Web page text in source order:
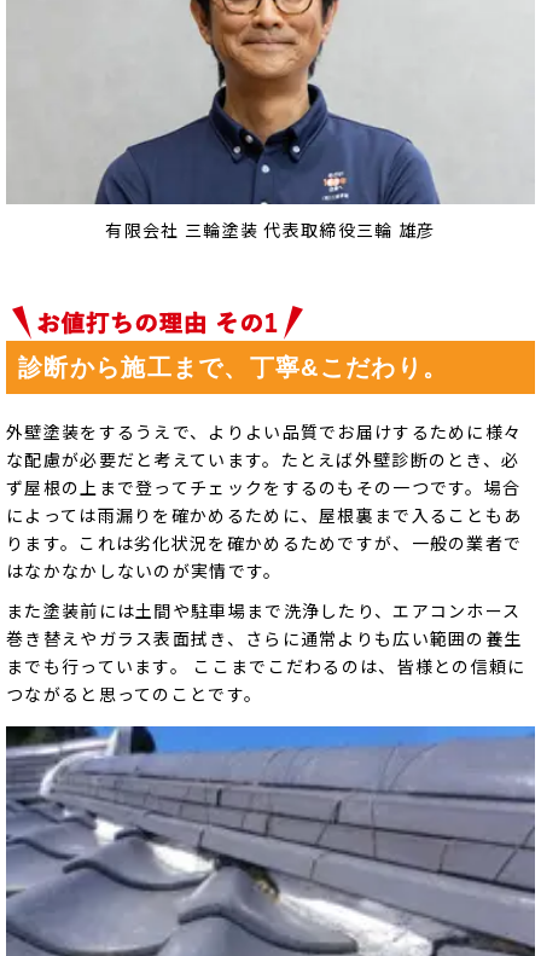
有限会社 三輪塗装 代表取締役三輪 雄彦
診断から施工まで、丁寧&こだわり。
外壁塗装をするうえで、よりよい品質でお届けするために様々
な配慮が必要だと考えています。たとえば外壁診断のとき、必
ず屋根の上まで登ってチェックをするのもその一つです。場合
によっては雨漏りを確かめるために、屋根裏まで入ることもあ
ります。これは劣化状況を確かめるためですが、一般の業者で
はなかなかしないのが実情です。
また塗装前には土間や駐車場まで洗浄したり、エアコンホース
巻き替えやガラス表面拭き、さらに通常よりも広い範囲の養生
までも行っています。 ここまでこだわるのは、皆様との信頼に
つながると思ってのことです。